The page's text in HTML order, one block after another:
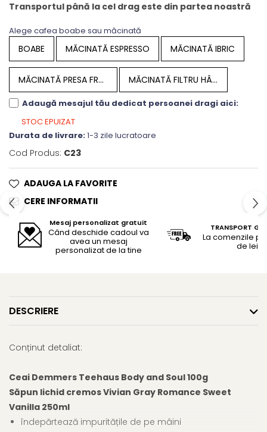
Transportul până la cel drag este din partea noastră
Alege cafea boabe sau măcinată
BOABE MĂCINATĂ ESPRESSO MĂCINATĂ IBRIC
MĂCINATĂ PRESA FRANCEZĂ MĂCINATĂ FILTRU HÂRTIE
Adaugă mesajul tău dedicat persoanei dragi aici:
STOC EPUIZAT
Durata de livrare:1-3 zile lucratoare
Cod Produs: C23
ADAUGA LA FAVORITE
CERE INFORMATII
Mesaj personalizat gratuit
Când deschide cadoul va
avea un mesaj
personalizat de la tine
TRANSPORT
La comenzile
de lei
DESCRIERE
Conținut detaliat:
Ceai Demmers Teehaus Body and Soul 100g
Săpun lichid cremos Vivian Gray Romance Sweet
Vanilla 250ml
îndepărtează impuritățile de pe mâini